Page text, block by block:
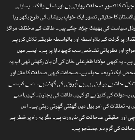
کا تصورِ صحافت روایتی ہے اور نہ لے پالک ۔ یہ اپنی
کا حقیقی تصور ایک خوابِ پریشاں کی طرح بکھر رہا
سیاست کی بھینٹ چڑھ چکے ہیں۔ طاقت کے مختلف مراکز
پر گرفت کے بلاواسطہ اور بالواسطہ طریقے تلاش کررہے
مزاج اور نظریاتی تشخص سب کچھ داؤ پر ہے۔ ایسے میں
یہ کبھی مولانا ظفرعلی خان کی آن بان رکھتی تھی اب یہ
محض ایک ذریعہ ،حیلہ ہے۔صحافت کبھی صداقت کا متن اور
کے حاشیے پر اپنی ہی بے آبروئی کی گھٹن ہے۔ اسے کب سے
یہ دولت کی کنیز ہے تو کہیں طاقت کی پچارن۔ کہیںا سے
یہ تعلقات کی امر بیل میں گھٹتی گھِرتی رہتی ہے۔ اس
اور حقیقی صحافت کی ضرورت ہے۔ مگر یہ راہ پرخطر ہے
کی گرم دم جستجو ہے۔